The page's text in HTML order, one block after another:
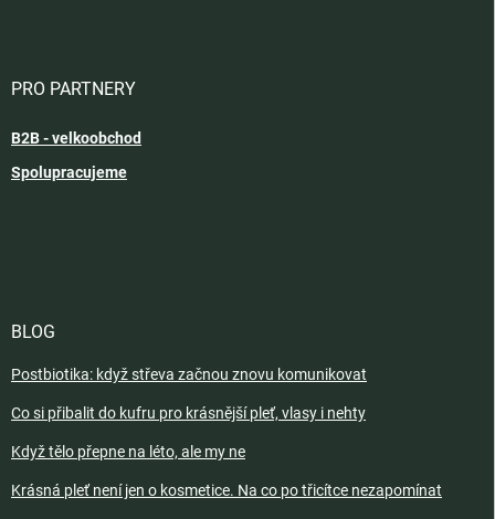
PRO PARTNERY
B2B - velkoobchod
Spolupracujeme
BLOG
Postbiotika: když střeva začnou znovu komunikovat
Co si přibalit do kufru pro krásnější pleť, vlasy i nehty
Když tělo přepne na léto, ale my ne
Krásná pleť není jen o kosmetice. Na co po třicítce nezapomínat